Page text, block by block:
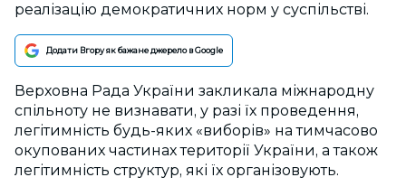
реалізацію демократичних норм у суспільстві.
Додати Вгору як бажане джерело в Google
Верховна Рада України закликала міжнародну
спільноту не визнавати, у разі їх проведення,
легітимність будь-яких «виборів» на тимчасово
окупованих частинах території України, а також
легітимність структур, які їх організовують.